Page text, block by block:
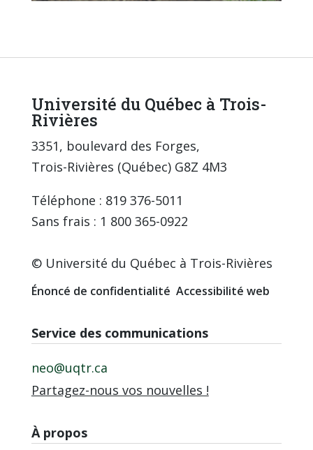
Université du Québec à Trois-
Rivières
3351, boulevard des Forges,
Trois-Rivières (Québec) G8Z 4M3
Téléphone : 819 376-5011
Sans frais : 1 800 365-0922
© Université du Québec à Trois-Rivières
Énoncé de confidentialité Accessibilité web
Service des communications
neo@uqtr.ca
Partagez-nous vos nouvelles !
À propos